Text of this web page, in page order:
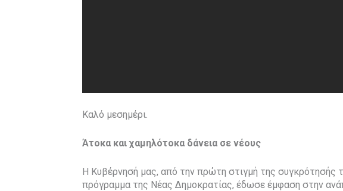
Καλό μεσημέρι.
Άτοκα και χαμηλότοκα δάνεια σε νέους
Η Κυβέρνησή μας, από την πρώτη στιγμή της συγκρότησής
πρόγραμμα της Νέας Δημοκρατίας, έδωσε έμφαση στην